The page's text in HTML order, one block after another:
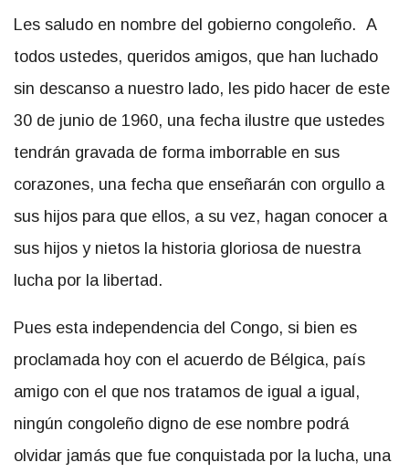
Les saludo en nombre del gobierno congoleño. A
todos ustedes, queridos amigos, que han luchado
sin descanso a nuestro lado, les pido hacer de este
30 de junio de 1960, una fecha ilustre que ustedes
tendrán gravada de forma imborrable en sus
corazones, una fecha que enseñarán con orgullo a
sus hijos para que ellos, a su vez, hagan conocer a
sus hijos y nietos la historia gloriosa de nuestra
lucha por la libertad.
Pues esta independencia del Congo, si bien es
proclamada hoy con el acuerdo de Bélgica, país
amigo con el que nos tratamos de igual a igual,
ningún congoleño digno de ese nombre podrá
olvidar jamás que fue conquistada por la lucha, una